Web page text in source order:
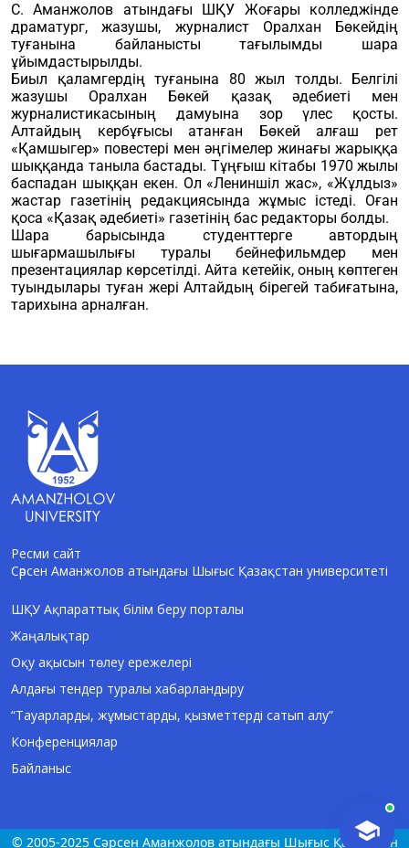
С. Аманжолов атындағы ШҚУ Жоғары колледжінде
драматург, жазушы, журналист Оралхан Бөкейдің
туғанына байланысты тағылымды шара
ұйымдастырылды.
Биыл қаламгердің туғанына 80 жыл толды. Белгілі
жазушы Оралхан Бөкей қазақ әдебиеті мен
журналистикасының дамуына зор үлес қосты.
Алтайдың кербұғысы атанған Бөкей алғаш рет
«Қамшыгер» повестері мен әңгімелер жинағы жарыққа
шыққанда таныла бастады. Тұңғыш кітабы 1970 жылы
баспадан шыққан екен. Ол «Лениншіл жас», «Жұлдыз»
жастар газетінің редакциясында жұмыс істеді. Оған
қоса «Қазақ әдебиеті» газетінің бас редакторы болды.
Шара барысында студенттерге автордың
шығармашылығы туралы бейнефильмдер мен
презентациялар көрсетілді. Айта кетейік, оның көптеген
туындылары туған жері Алтайдың бірегей табиғатына,
тарихына арналған.
Ресми сайт
Сәрсен Аманжолов атындағы Шығыс Қазақстан университеті
ШҚУ Ақпараттық білім беру порталы
Жаңалықтар
Оқу ақысын төлеу ережелері
Алдағы тендер туралы хабарландыру
“Тауарларды, жұмыстарды, қызметтерді сатып алу”
Конференциялар
Байланыс
© 2005-2025 Сәрсен Аманжолов атындағы Шығыс Қазақстан
AI-Talapker
Сәлем! Мен AI-Talapker — Сәрсен
Аманжолов атындағы Шығыс Қазақстан
университеті (ШҚУ) көмекшісімін.
Бакалавриат, магистратура, докторантура